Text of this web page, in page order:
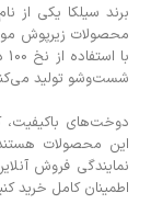
برند سیلکا یکی از
محصولات زیرپوش
شست‌وشو تولید
دوخت‌های باکیفیت،
این محصولات
نمایندگی فروش
اطمینان کامل خرید